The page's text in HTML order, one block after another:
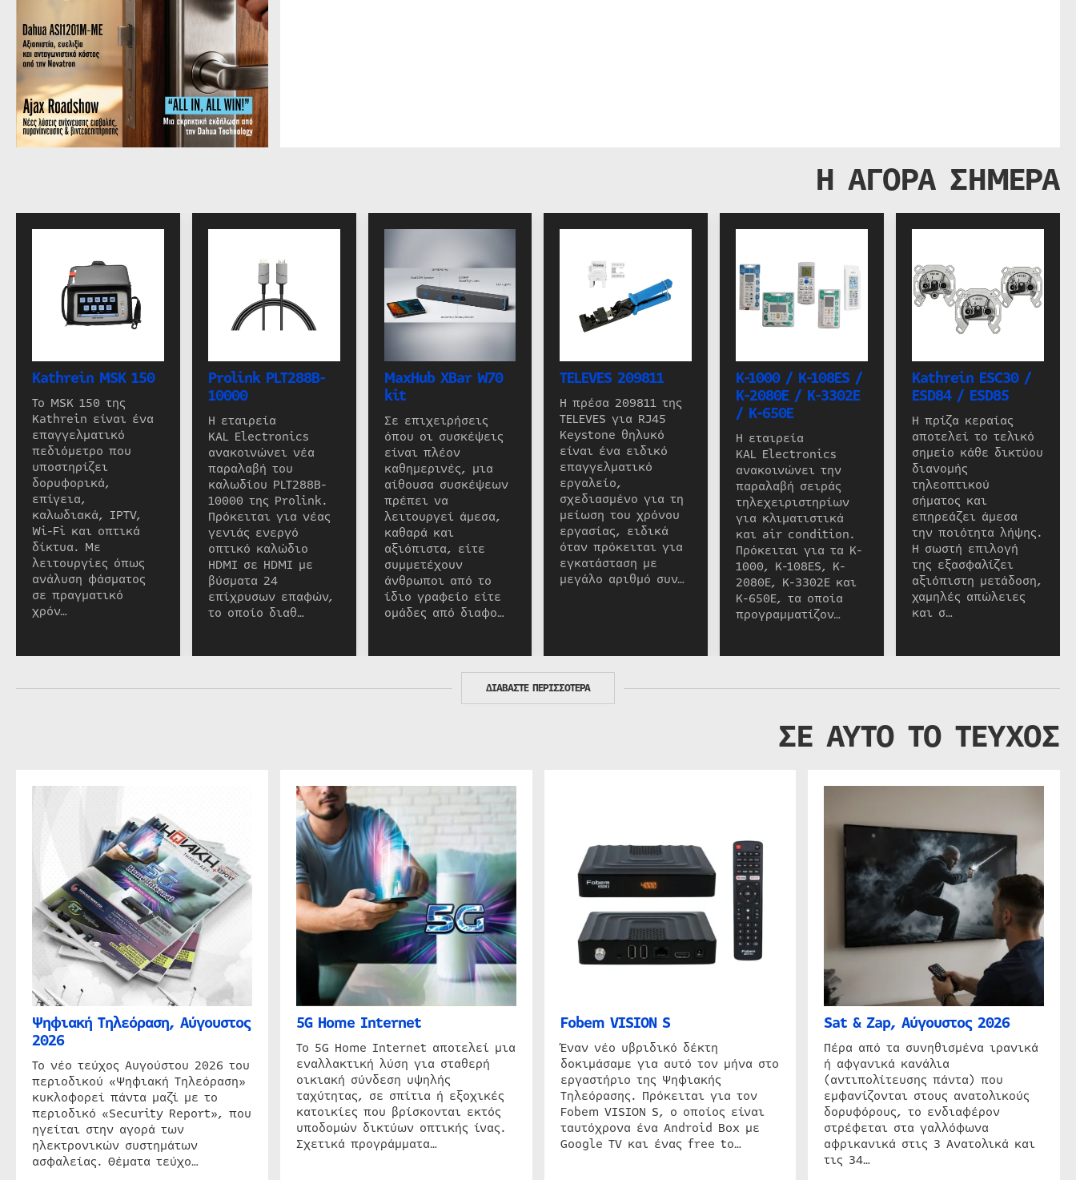
Η ΑΓΟΡΑ ΣΗΜΕΡΑ
Kathrein MSK 150
Το MSK 150 της
Kathrein είναι ένα
επαγγελματικό
πεδιόμετρο που
υποστηρίζει
δορυφορικά,
επίγεια,
καλωδιακά, IPTV,
Wi-Fi και οπτικά
δίκτυα. Με
λειτουργίες όπως
ανάλυση φάσματος
σε πραγματικό
χρόν…
Prolink PLT288B-
10000
Η εταιρεία
KAL Electronics
ανακοινώνει νέα
παραλαβή του
καλωδίου PLT288B-
10000 της Prolink.
Πρόκειται για νέας
γενιάς ενεργό
οπτικό καλώδιο
HDMI σε HDMI με
βύσματα 24
επίχρυσων επαφών,
το οποίο διαθ…
MaxHub XBar W70
kit
Σε επιχειρήσεις
όπου οι συσκέψεις
είναι πλέον
καθημερινές, μια
αίθουσα συσκέψεων
πρέπει να
λειτουργεί άμεσα,
καθαρά και
αξιόπιστα, είτε
συμμετέχουν
άνθρωποι από το
ίδιο γραφείο είτε
ομάδες από διαφο…
TELEVES 209811
Η πρέσα 209811 της
TELEVES για RJ45
Keystone θηλυκό
είναι ένα ειδικό
επαγγελματικό
εργαλείο,
σχεδιασμένο για τη
μείωση του χρόνου
εργασίας, ειδικά
όταν πρόκειται για
εγκατάσταση με
μεγάλο αριθμό συν…
K-1000 / K-108ES /
K-2080E / K-3302E
/ K-650E
Η εταιρεία
KAL Electronics
ανακοινώνει την
παραλαβή σειράς
τηλεχειριστηρίων
για κλιματιστικά
και air condition.
Πρόκειται για τα K-
1000, K-108ES, K-
2080E, K-3302E και
K-650E, τα οποία
προγραμματίζον…
Kathrein ESC30 /
ESD84 / ESD85
Η πρίζα κεραίας
αποτελεί το τελικό
σημείο κάθε δικτύου
διανομής
τηλεοπτικού
σήματος και
επηρεάζει άμεσα
την ποιότητα λήψης.
Η σωστή επιλογή
της εξασφαλίζει
αξιόπιστη μετάδοση,
χαμηλές απώλειες
και σ…
ΔΙΑΒΑΣΤΕ ΠΕΡΙΣΣΟΤΕΡΑ
ΣΕ ΑΥΤΟ ΤΟ ΤΕΥΧΟΣ
Ψηφιακή Τηλεόραση, Αύγουστος
2026
Το νέο τεύχος Αυγούστου 2026 του
περιοδικού «Ψηφιακή Τηλεόραση»
κυκλοφορεί πάντα μαζί με το
περιοδικό «Security Report», που
ηγείται στην αγορά των
ηλεκτρονικών συστημάτων
ασφαλείας. Θέματα τεύχο…
5G Home Internet
Το 5G Home Internet αποτελεί μια
εναλλακτική λύση για σταθερή
οικιακή σύνδεση υψηλής
ταχύτητας, σε σπίτια ή εξοχικές
κατοικίες που βρίσκονται εκτός
υποδομών δικτύων οπτικής ίνας.
Σχετικά προγράμματα…
Fobem VISION S
Έναν νέο υβριδικό δέκτη
δοκιμάσαμε για αυτό τον μήνα στο
εργαστήριο της Ψηφιακής
Τηλεόρασης. Πρόκειται για τον
Fobem VISION S, ο οποίος είναι
ταυτόχρονα ένα Android Box με
Google TV και ένας free to…
Sat & Zap, Αύγουστος 2026
Πέρα από τα συνηθισμένα ιρανικά
ή αφγανικά κανάλια
(αντιπολίτευσης πάντα) που
εμφανίζονται στους ανατολικούς
δορυφόρους, το ενδιαφέρον
στρέφεται στα γαλλόφωνα
αφρικανικά στις 3 Ανατολικά και
τις 34…